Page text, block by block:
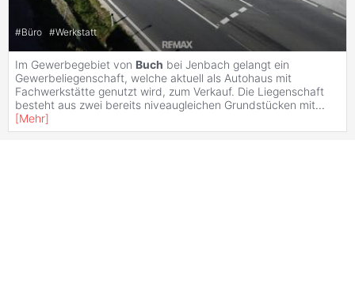
#Büro #Werkstatt
Im Gewerbegebiet von Buch bei Jenbach gelangt ein
Gewerbeliegenschaft, welche aktuell als Autohaus mit
Fachwerkstätte genutzt wird, zum Verkauf. Die Liegenschaft
besteht aus zwei bereits niveaugleichen Grundstücken mit...
[Mehr]